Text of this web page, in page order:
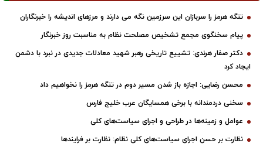
تنگه هرمز را سربازان این سرزمین نگه می دارند و مرزهای اندیشه را خبرنگاران
پیام سخنگوی مجمع تشخیص مصلحت نظام به مناسبت روز خبرنگار
دکتر صفار هرندی: تشییع تاریخی رهبر شهید معادلات جدیدی در نبرد با دشمن
ایجاد کرد
محسن رضایی: اجازه باز شدن مسیر دوم در تنگه هرمز را نخواهیم داد
سخنی دردمندانه با برخی همسایگان عرب خلیج فارس
عوامل و زمینه‌ها در طراحی و اجرای سیاست‌های کلی
نظارت بر حسن اجرای سیاست‌های کلی نظام: نظارت بر فرایندها